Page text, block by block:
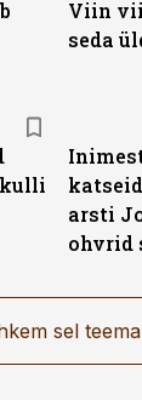
Viin
seda
arsti
ohvrid
sel